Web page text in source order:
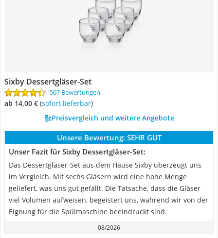
Sixby Dessertgläser-Set
507 Bewertungen
ab 14,00 € ( Sofort lieferbar)
Preisvergleich und weitere Angebote
Unsere Bewertung: SEHR GUT
Unser Fazit für Sixby Dessertgläser-Set:
Das Dessertgläser-Set aus dem Hause Sixby überzeugt uns
im Vergleich. Mit sechs Gläsern wird eine hohe Menge
geliefert, was uns gut gefällt. Die Tatsache, dass die Gläser
viel Volumen aufweisen, begeistert uns, während wir von der
Eignung für die Spülmaschine beeindruckt sind.
08/2026